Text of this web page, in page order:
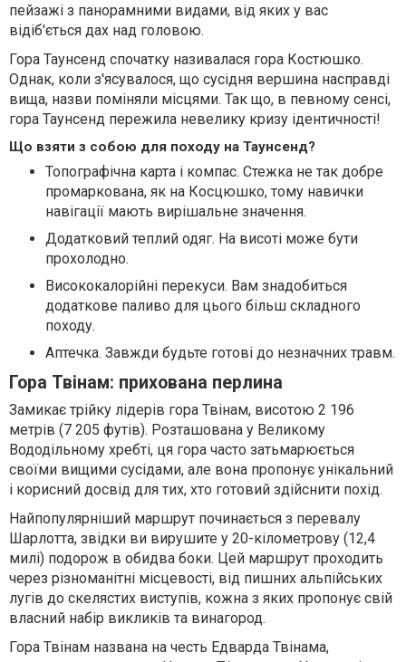
пейзажі з панорамними видами, від яких у вас
відіб'ється дах над головою.
Гора Таунсенд спочатку називалася гора Костюшко.
Однак, коли з'ясувалося, що сусідня вершина насправді
вища, назви поміняли місцями. Так що, в певному сенсі,
гора Таунсенд пережила невелику кризу ідентичності!
Що взяти з собою для походу на Таунсенд?
Топографічна карта і компас. Стежка не так добре
промаркована, як на Косцюшко, тому навички
навігації мають вирішальне значення.
Додатковий теплий одяг. На висоті може бути
прохолодно.
Висококалорійні перекуси. Вам знадобиться
додаткове паливо для цього більш складного
походу.
Аптечка. Завжди будьте готові до незначних травм.
Гора Твінам: прихована перлина
Замикає трійку лідерів гора Твінам, висотою 2 196
метрів (7 205 футів). Розташована у Великому
Вододільному хребті, ця гора часто затьмарюється
своїми вищими сусідами, але вона пропонує унікальний
і корисний досвід для тих, хто готовий здійснити похід.
Найпопулярніший маршрут починається з перевалу
Шарлотта, звідки ви вирушите у 20-кілометрову (12,4
милі) подорож в обидва боки. Цей маршрут проходить
через різноманітні місцевості, від пишних альпійських
лугів до скелястих виступів, кожна з яких пропонує свій
власний набір викликів та винагород.
Гора Твінам названа на честь Едварда Твінама,